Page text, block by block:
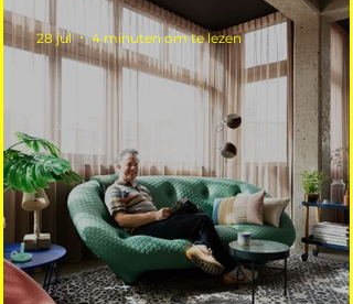
28 jul 4 minuten om te lezen